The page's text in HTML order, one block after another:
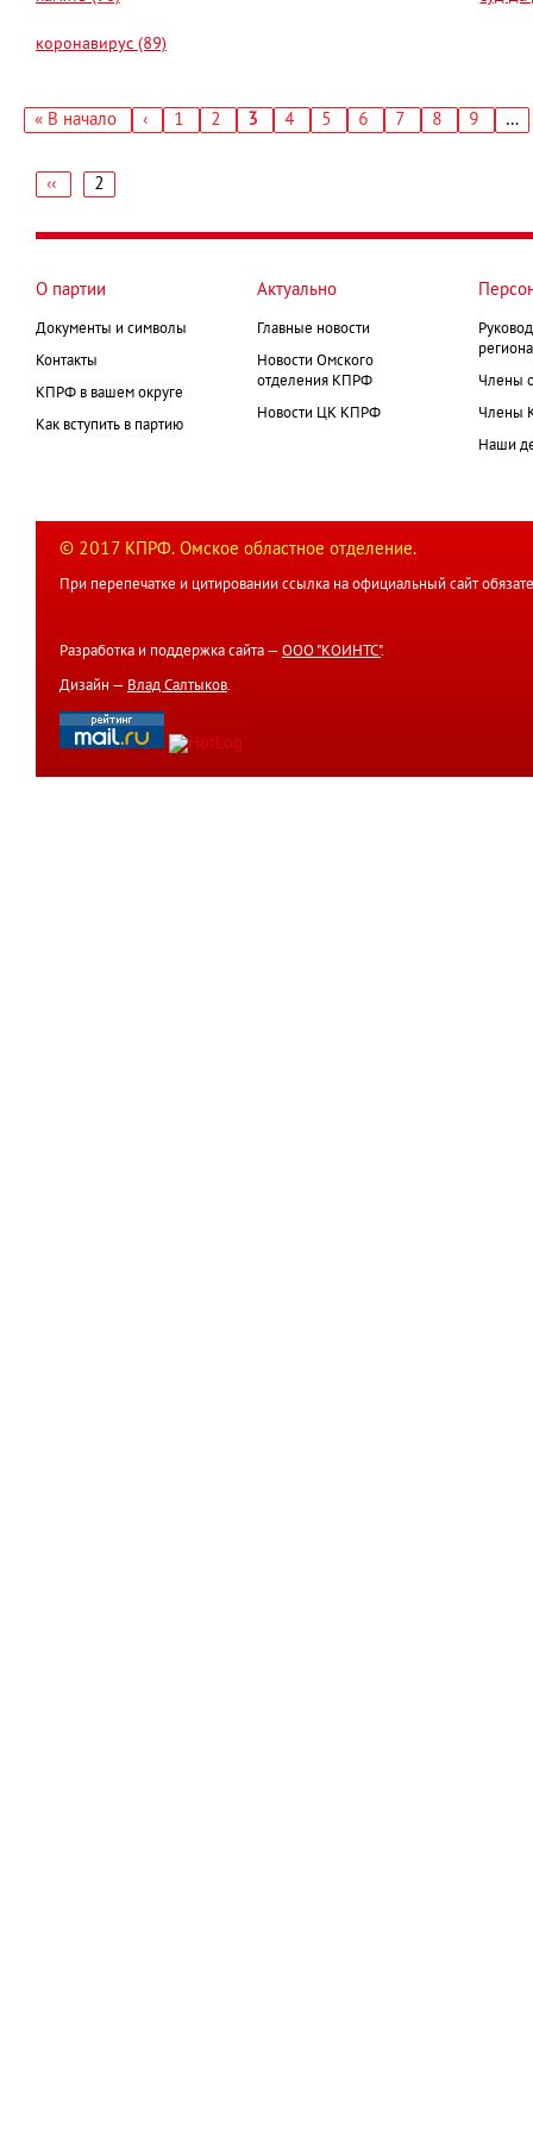
коронавирус (89)
Первая
« В начало ←
‹ Страница
1 Страница
2
Текущая
3 Страница
4 Страница
5 Страница
6 Страница
7 Страница
8 9 …
страниц
←
‹‹ 2
О партии
Документы и символы
Контакты
КПРФ в вашем округе
Как вступить в партию
Актуально
Главные новости
Новости Омского
отделения КПРФ
Новости ЦК КПРФ
Члены
Члены
Наши
© 2017 КПРФ. Омское областное отделение.
При перепечатке и цитировании ссылка на официальный сайт
Разработка и поддержка сайта — ООО "КОИНТС".
Дизайн — Влад Салтыков.